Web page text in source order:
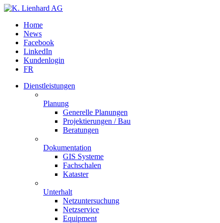
Home
News
Facebook
LinkedIn
Kundenlogin
FR
Dienstleistungen
Planung
Generelle Planungen
Projektierungen / Bau
Beratungen
Dokumentation
GIS Systeme
Fachschalen
Kataster
Unterhalt
Netzuntersuchung
Netzservice
Equipment